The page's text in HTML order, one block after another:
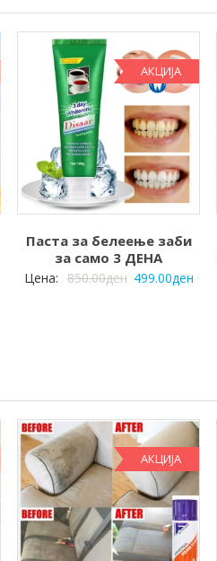
АКЦИЈА
Паста за белеење заби
за само 3 ДЕНА
Цена: 850.00ден 499.00ден
АКЦИЈА